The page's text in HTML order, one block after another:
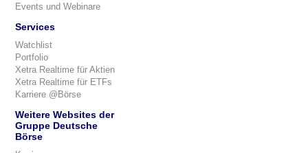
Events und Webinare
Services
Watchlist
Portfolio
Xetra Realtime für Aktien
Xetra Realtime für ETFs
Karriere @Börse
Weitere Websites der
Gruppe Deutsche
Börse